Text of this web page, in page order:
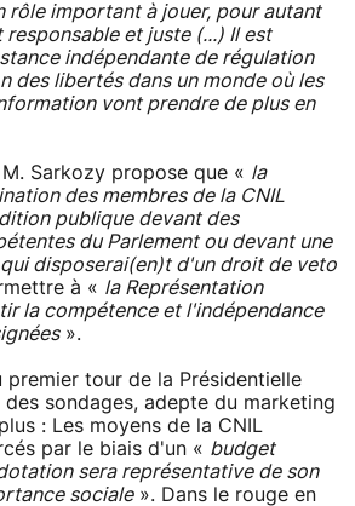
rôle important à jouer, pour autant
et juste (...) Il est
indépendante de régulation
des libertés dans un monde où les
vont prendre de plus en
Sarkozy propose que « la
des membres de la CNIL
publique devant des
du Parlement ou devant une
disposerai(en)t d'un droit de veto
à « la Représentation
la compétence et l'indépendance
».
premier tour de la Présidentielle
sondages, adepte du marketing
: Les moyens de la CNIL
par le biais d'un « budget
sera représentative de son
sociale». Dans le rouge en